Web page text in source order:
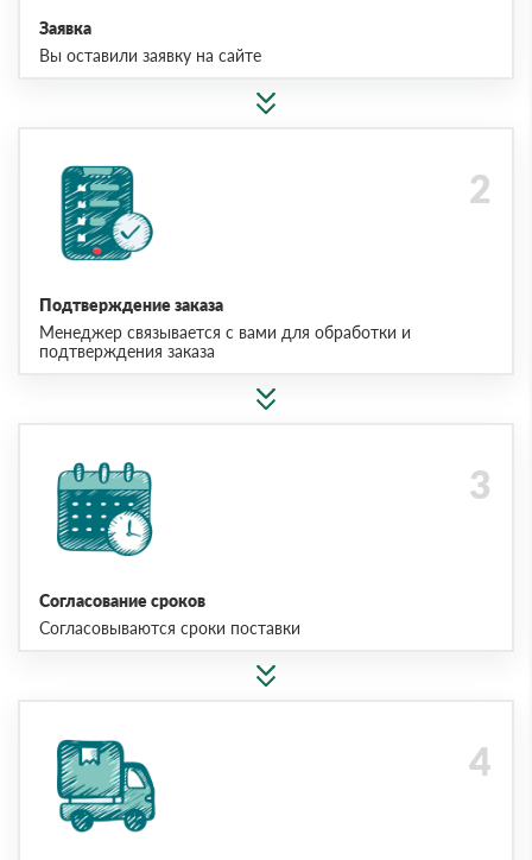
Заявка
Вы оставили заявку на сайте
Подтверждение заказа
Менеджер связывается с вами для обработки и
подтверждения заказа
Согласование сроков
Согласовываются сроки поставки